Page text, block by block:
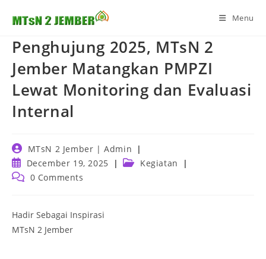
Menu
Penghujung 2025, MTsN 2
Jember Matangkan PMPZI
Lewat Monitoring dan Evaluasi
Internal
Post
author:
MTsN 2 Jember | Admin
Post
published:
December 19, 2025
Post Kegiatan
Post 0 Comments
Hadir Sebagai Inspirasi
MTsN 2 Jember